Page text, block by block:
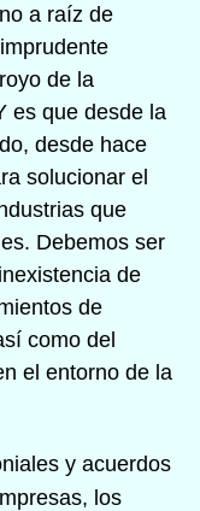
a raíz de
de la
es que desde la
desde hace
solucionar el
que
Debemos ser
de
de
como del
el entorno de la
y acuerdos
los